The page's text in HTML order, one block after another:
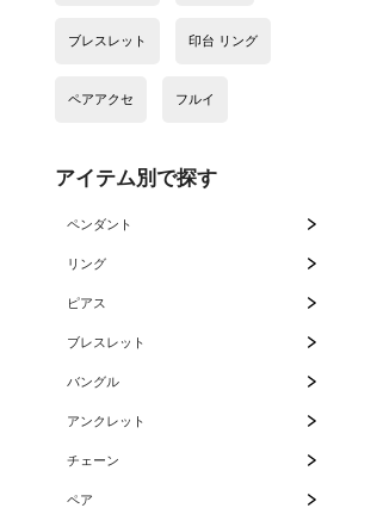
アイテム別で探す
ペンダント
リング
ピアス
ブレスレット
バングル
アンクレット
チェーン
ペア